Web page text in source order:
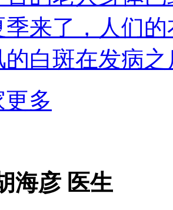
季来了，人们
的白斑在发病
更多
海彦 医生